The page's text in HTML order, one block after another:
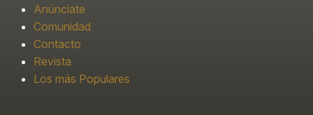
Anúnciate
Comunidad
Contacto
Revista
Los más Populares